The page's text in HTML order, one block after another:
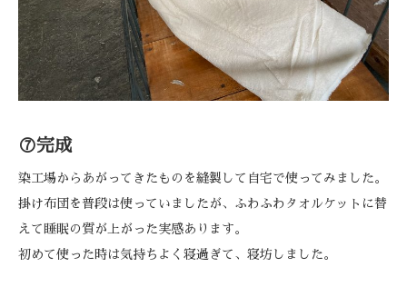
⑦完成
染工場からあがってきたものを縫製して自宅で使ってみました。
掛け布団を普段は使っていましたが、ふわふわタオルケットに替
えて睡眠の質が上がった実感あります。
初めて使った時は気持ちよく寝過ぎて、寝坊しました。